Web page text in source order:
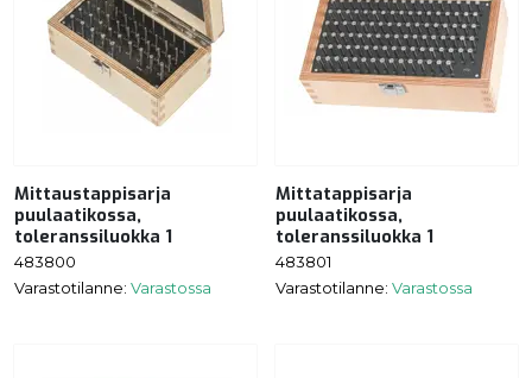
Mittaustappisarja
puulaatikossa,
toleranssiluokka 1
483800
Varastotilanne: Varastossa
Mittatappisarja
puulaatikossa,
toleranssiluokka 1
483801
Varastotilanne: Varastossa